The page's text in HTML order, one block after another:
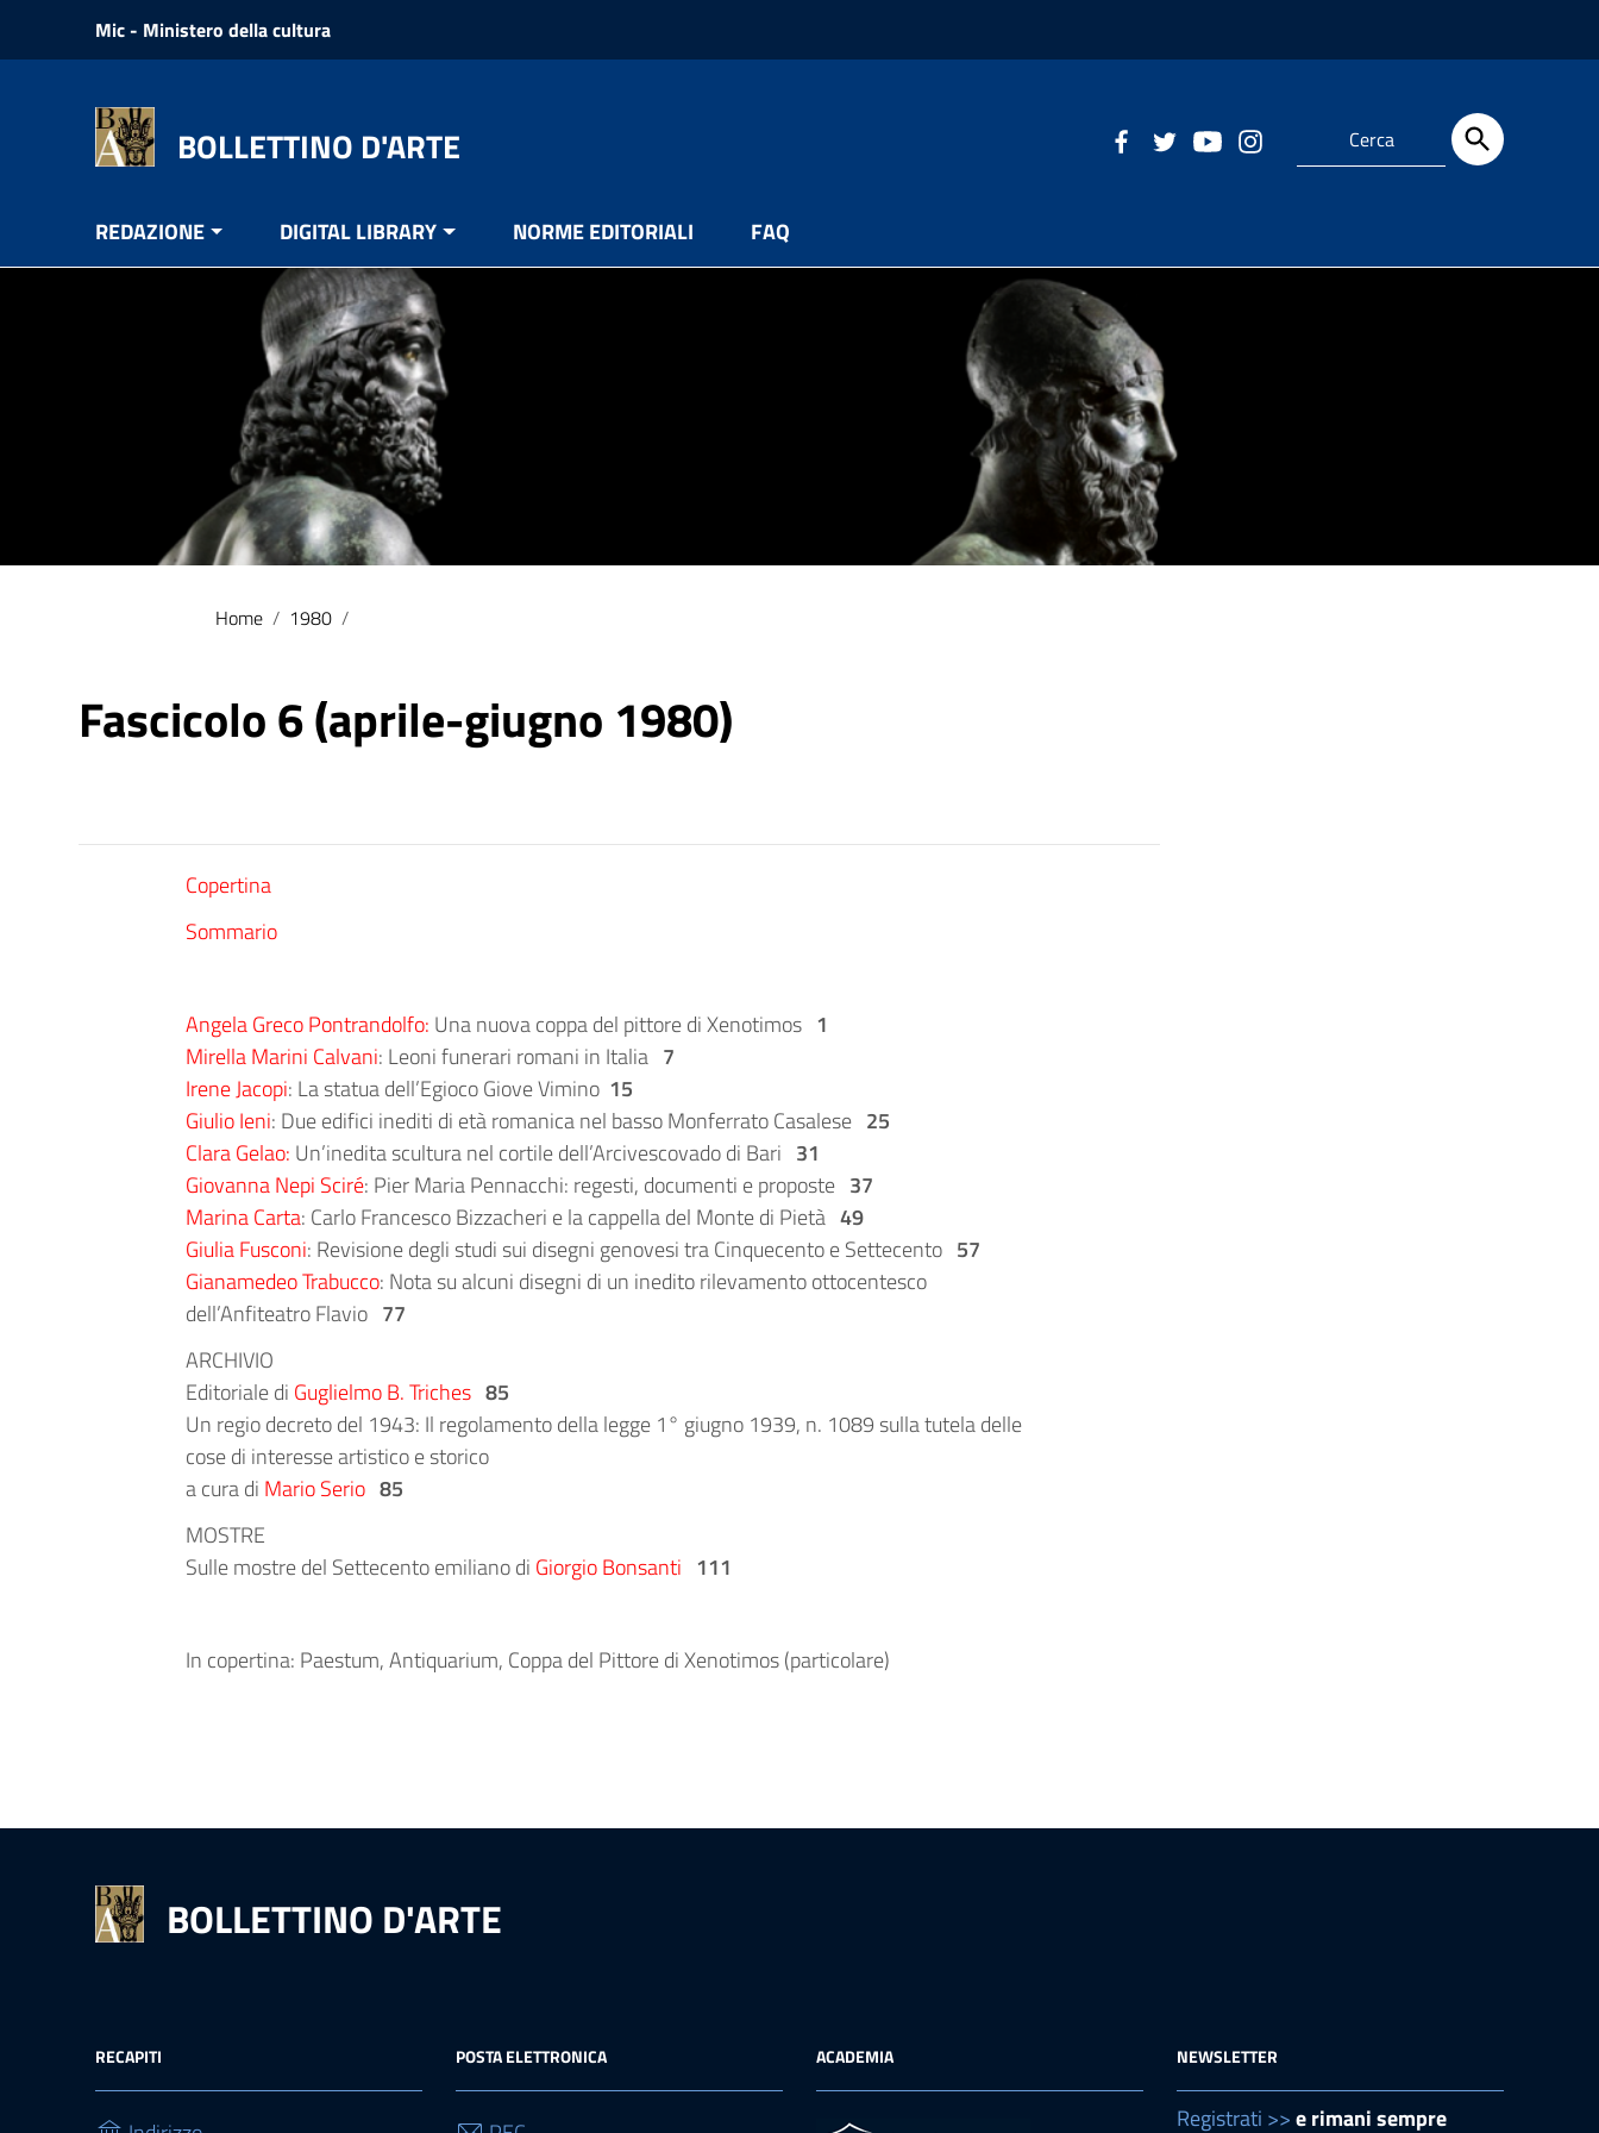
Vai ai contenuti
Vai al menu di navigazione
Mic - Ministero della cultura
BOLLETTINO D'ARTE
REDAZIONE DIGITAL LIBRARY NORME EDITORIALI FAQ
Home / 1980 /
Fascicolo 6 (aprile-giugno 1980)
Copertina
Sommario
Angela Greco Pontrandolfo: Una nuova coppa del pittore di Xenotimos 1
Mirella Marini Calvani: Leoni funerari romani in Italia 7
Irene Jacopi: La statua dell’Egioco Giove Vimino 15
Giulio Ieni: Due edifici inediti di età romanica nel basso Monferrato Casalese 25
Clara Gelao: Un’inedita scultura nel cortile dell’Arcivescovado di Bari 31
Giovanna Nepi Sciré: Pier Maria Pennacchi: regesti, documenti e proposte 37
Marina Carta: Carlo Francesco Bizzacheri e la cappella del Monte di Pietà 49
Giulia Fusconi: Revisione degli studi sui disegni genovesi tra Cinquecento e Settecento 57
Gianamedeo Trabucco: Nota su alcuni disegni di un inedito rilevamento ottocentesco
dell’Anfiteatro Flavio 77
ARCHIVIO
Editoriale di Guglielmo B. Triches 85
Un regio decreto del 1943: Il regolamento della legge 1° giugno 1939, n. 1089 sulla tutela delle
cose di interesse artistico e storico
a cura di Mario Serio85
MOSTRE
Sulle mostre del Settecento emiliano di Giorgio Bonsanti 111
In copertina: Paestum, Antiquarium, Coppa del Pittore di Xenotimos (particolare)
BOLLETTINO D'ARTE
RECAPITI POSTA ELETTRONICA ACADEMIA NEWSLETTER
Registrati >>e rimani sempre